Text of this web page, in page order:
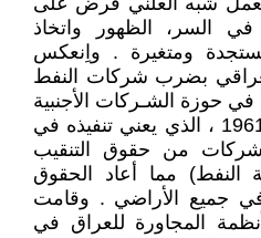
في السر، الظهور واتخاذ
ومتغيرة . واِنعكس
بضرب شركات النفط
حوزة الشـركات الأجنبية
بعد إصدار القانون 80 لعام 1961 ، الذي يعني تنفيذه في
من حقوق التنقيب
النفط) مما أعاد الحقوق
في جميع الأراضي . وقامت
المجاورة للعراق في